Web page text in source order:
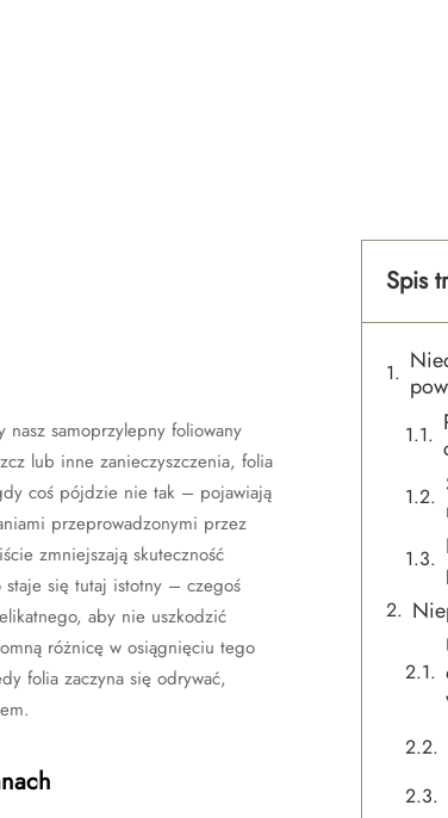
samoprzylepny foliowany
lub inne zanieczyszczenia, folia
coś pójdzie nie tak – pojawiają
przeprowadzonymi przez
zmniejszają skuteczność
się tutaj istotny – czegoś
aby nie uszkodzić
różnicę w osiągnięciu tego
folia zaczyna się odrywać,
Spis